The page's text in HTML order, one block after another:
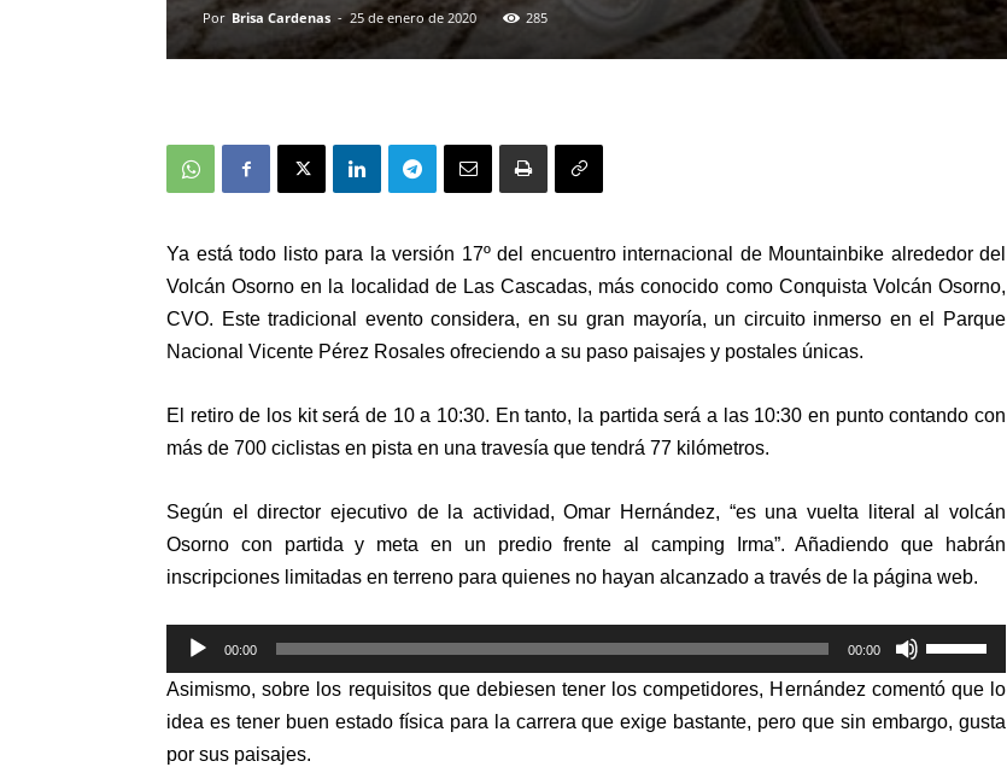
Por Brisa Cardenas - 25 de enero de 2020 285
Ya está todo listo para la versión 17º del encuentro internacional de Mountainbike alrededor del
Volcán Osorno en la localidad de Las Cascadas, más conocido como Conquista Volcán Osorno,
CVO. Este tradicional evento considera, en su gran mayoría, un circuito inmerso en el Parque
Nacional Vicente Pérez Rosales ofreciendo a su paso paisajes y postales únicas.
El retiro de los kit será de 10 a 10:30. En tanto, la partida será a las 10:30 en punto contando con
más de 700 ciclistas en pista en una travesía que tendrá 77 kilómetros.
Según el director ejecutivo de la actividad, Omar Hernández, “es una vuelta literal al volcán
Osorno con partida y meta en un predio frente al camping Irma”. Añadiendo que habrán
inscripciones limitadas en terreno para quienes no hayan alcanzado a través de la página web.
Reproductor
de
audio
00:00 00:00
las
teclas
de
Asimismo, sobre los requisitos que debiesen tener los competidores, Hernández comentó que lo
idea es tener buen estado física para la carrera que exige bastante, pero que sin embargo, gusta
por sus paisajes.